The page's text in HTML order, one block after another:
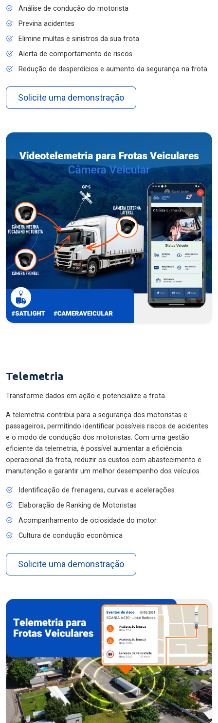
Análise de condução do motorista
Previna acidentes
Elimine multas e sinistros da sua frota
Alerta de comportamento de riscos
Redução de desperdícios e aumento da segurança na frota
Solicite uma demonstração
Telemetria
Transforme dados em ação e potencialize a frota.
A telemetria contribui para a segurança dos motoristas e
passageiros, permitindo identificar possíveis riscos de acidentes
e o modo de condução dos motoristas. Com uma gestão
eficiente da telemetria, é possível aumentar a eficiência
operacional da frota, reduzir os custos com abastecimento e
manutenção e garantir um melhor desempenho dos veículos.
Identificação de frenagens, curvas e acelerações
Elaboração de Ranking de Motoristas
Acompanhamento de ociosidade do motor
Cultura de condução econômica
Solicite uma demonstração